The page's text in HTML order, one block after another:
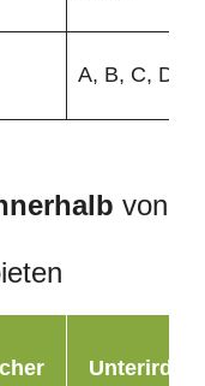
A, B, C, D
von